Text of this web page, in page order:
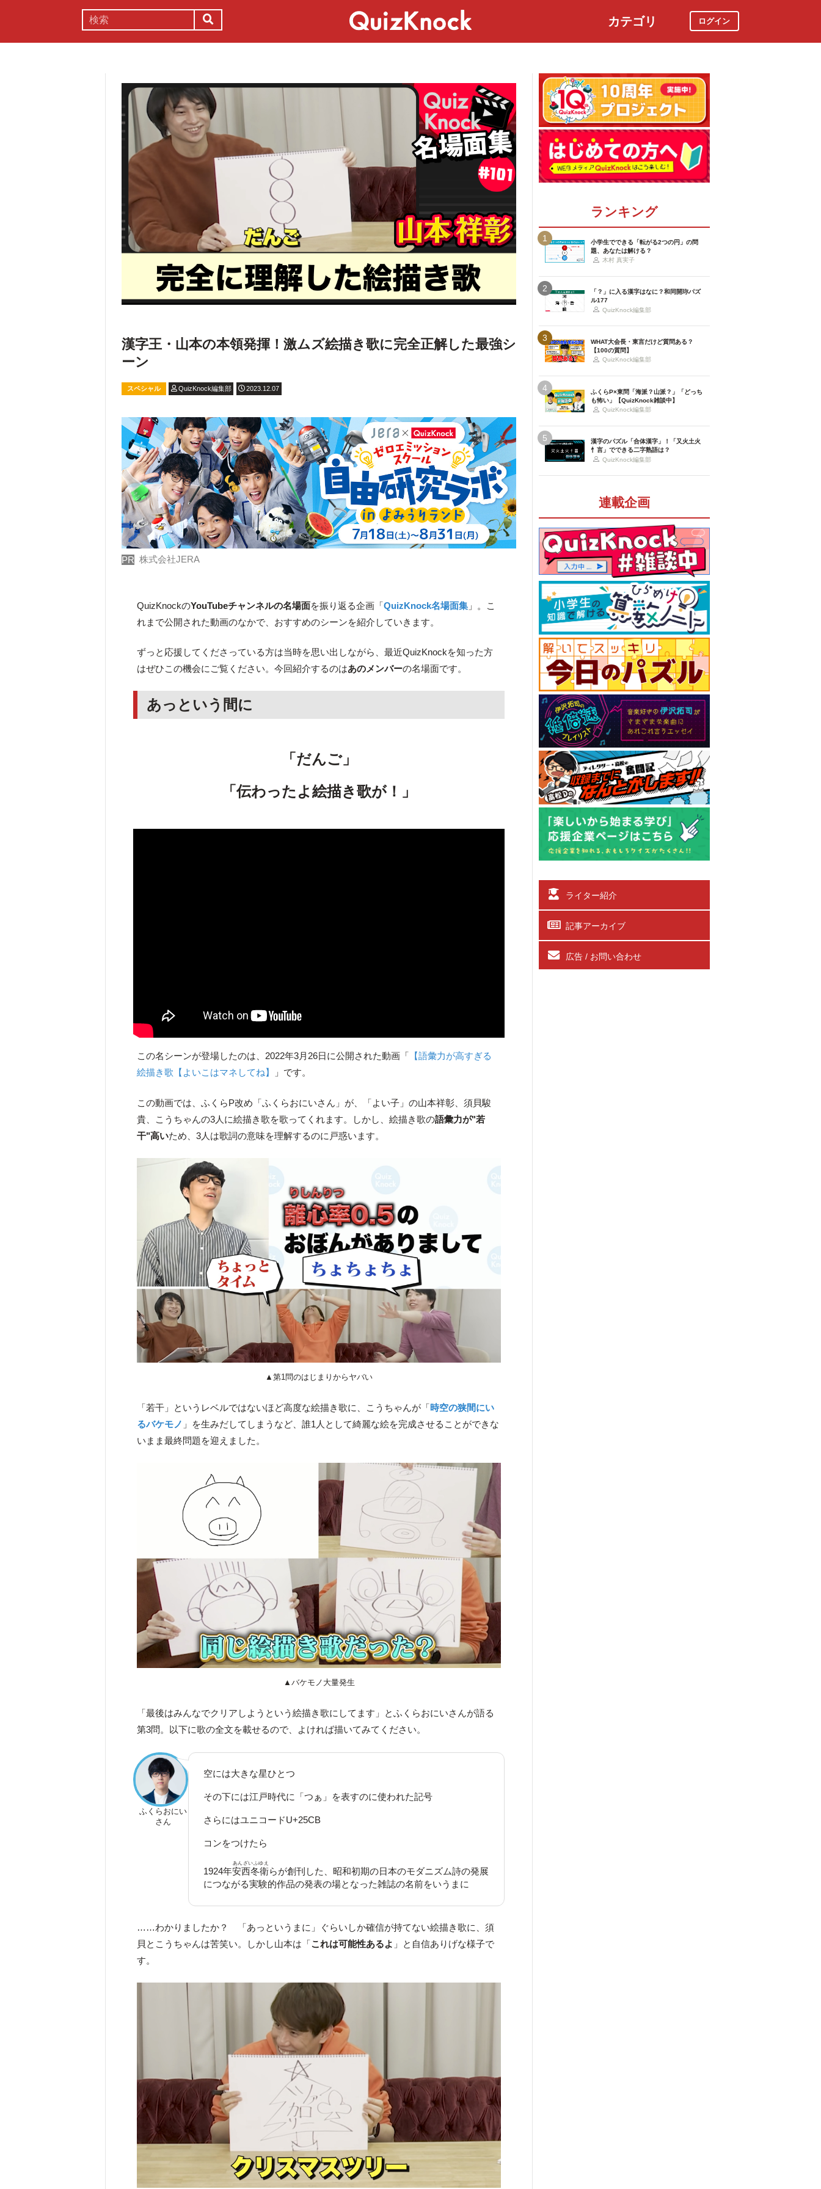
カテゴリ ログイン
漢字王・山本の本領発揮！激ムズ絵描き歌に完全正解した最強シ
ーン
スペシャル QuizKnock編集部 2023.12.07
PR 株式会社JERA
QuizKnockのYouTubeチャンネルの名場面を振り返る企画「QuizKnock名場面集 」。こ
れまで公開された動画のなかで、おすすめのシーンを紹介していきます。
ずっと応援してくださっている方は当時を思い出しながら、最近QuizKnockを知った方
はぜひこの機会にご覧ください。今回紹介するのはあのメンバーの名場面です。
あっという間に
「だんご」
「伝わったよ絵描き歌が！」
この名シーンが登場したのは、2022年3月26日に公開された動画「 【語彙力が高すぎる
絵描き歌【よいこはマネしてね】
」です。
この動画では、ふくらP改め「ふくらおにいさん」が、「よい子」の山本祥彰、須貝駿
貴、こうちゃんの3人に絵描き歌を歌ってくれます。しかし、絵描き歌の語彙力が"若
干"高いため、3人は歌詞の意味を理解するのに戸惑います。
▲第1問のはじまりからヤバい
「若干」というレベルではないほど高度な絵描き歌に、こうちゃんが「時空の狭間にい
るバケモノ 」を生みだしてしまうなど、誰1人として綺麗な絵を完成させることができな
いまま最終問題を迎えました。
▲バケモノ大量発生
「最後はみんなでクリアしようという絵描き歌にしてます」とふくらおにいさんが語る
第3問。以下に歌の全文を載せるので、よければ描いてみてください。
ふくらおにい
さん
空には大きな星ひとつ
その下には江戸時代に「つぁ」を表すのに使われた記号
さらにはユニコードU+25CB
コンをつけたら
1924年安西冬衛
あんざいふゆえ
らが創刊した、昭和初期の日本のモダニズム詩の発展
につながる実験的作品の発表の場となった雑誌の名前をいうまに
……わかりましたか？ 「あっというまに」ぐらいしか確信が持てない絵描き歌に、須
貝とこうちゃんは苦笑い。しかし山本は「これは可能性あるよ 」と自信ありげな様子で
す。
ランキング
1
小学生でできる「転がる2つの円」の問
題、あなたは解ける？
木村 真実子
2
「？」に入る漢字はなに？和同開珎パズ
ル177
QuizKnock編集部
3
WHAT大会長・東言だけど質問ある？
【100の質問】
QuizKnock編集部
4
ふくらP×東問「海派？山派？」「どっち
も怖い」【QuizKnock雑談中】
QuizKnock編集部
5
漢字のパズル「合体漢字」！「又火土火
忄言」でできる二字熟語は？
QuizKnock編集部
連載企画
ライター紹介
記事アーカイブ
広告 / お問い合わせ